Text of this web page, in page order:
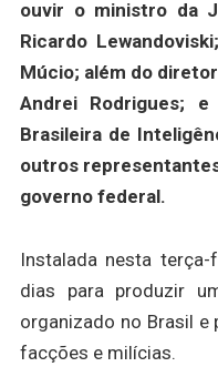
ouvir o ministro da
Ricardo
Múcio; além do
Andrei Rodrigues;
Brasileira de
outros
governo federal.
Instalada nesta
dias para produzir
organizado no Brasil
facções e milícias.